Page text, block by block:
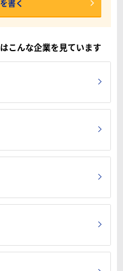
書く
こんな企業を見ています